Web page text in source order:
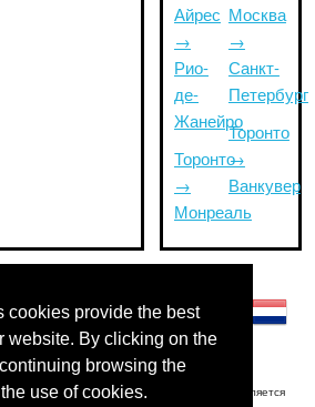
cookies provide the best
website. By clicking on the
browsing the
use of cookies.
Айрес
→
Рио-
де-
Жанейро
Торонто
→
Монреаль
Москва
→
Санкт-
Петербург
Торонто
→
Ванкувер
Информация, отображаемая на этом сайте, является